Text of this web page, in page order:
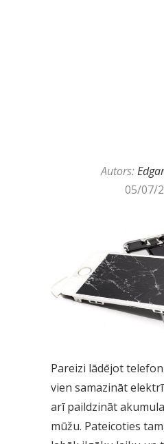
Autors:
05/07/
Pareizi lādējot
vien samazināt
arī paildzināt
mūžu. Pateicoties